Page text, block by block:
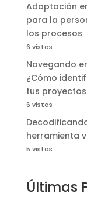
Adaptación
para la
los procesos
6 vistas
Navegando
¿Cómo
tus
6 vistas
herramienta
5 vistas
Últimas